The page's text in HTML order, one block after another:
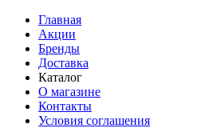
Главная
Акции
Бренды
Доставка
Каталог
О магазине
Контакты
Условия соглашения